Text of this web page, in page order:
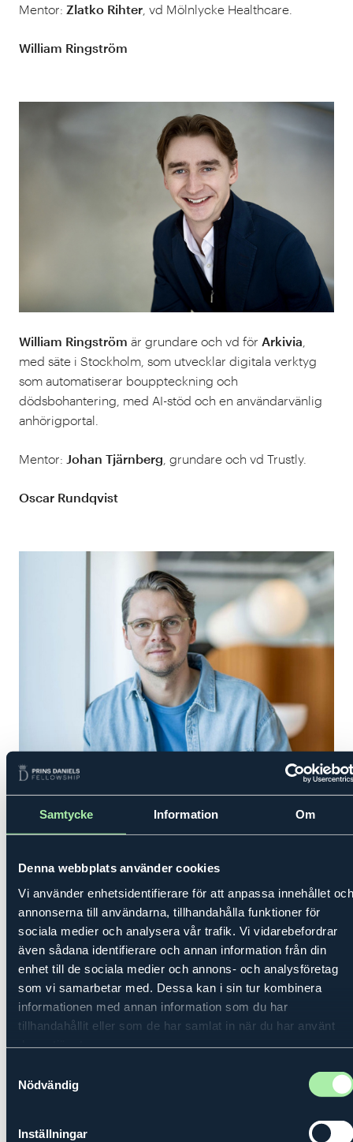
Samtycke Information Om
Denna webbplats använder cookies
Vi använder enhetsidentifierare för att anpassa innehållet och
annonserna till användarna, tillhandahålla funktioner för
sociala medier och analysera vår trafik. Vi vidarebefordrar
även sådana identifierare och annan information från din
enhet till de sociala medier och annons- och analysföretag
som vi samarbetar med. Dessa kan i sin tur kombinera
informationen med annan information som du har
tillhandahållit eller som de har samlat in när du har använt
Nödvändig
Inställningar
Mentor: Zlatko Rihter , vd Mölnlycke Healthcare.
William Ringström
William Ringström är grundare och vd för Arkivia
med säte i Stockholm, som utvecklar digitala verktyg
som automatiserar bouppteckning och
dödsbohantering, med AI-stöd och en användarvänlig
anhörigportal.
Mentor: Johan Tjärnberg , grundare och vd Trustly.
Oscar Rundqvist
säte i Stockholm. Bolaget levererar tekniska lösningar
och automation för e-handel och informationshantering,
Mentor:Alan Mamedi, grundare Truecaller.
Paula Runsten